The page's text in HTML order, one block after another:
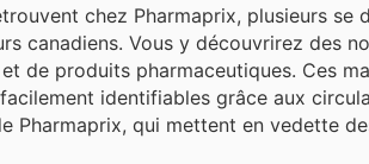
chez Pharmaprix, plusieurs
canadiens. Vous y découvrirez des
de produits pharmaceutiques. Ces
identifiables grâce aux
Pharmaprix, qui mettent en vedette